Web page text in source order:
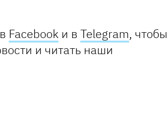
Facebook и в Telegram, чтобы
и читать наши